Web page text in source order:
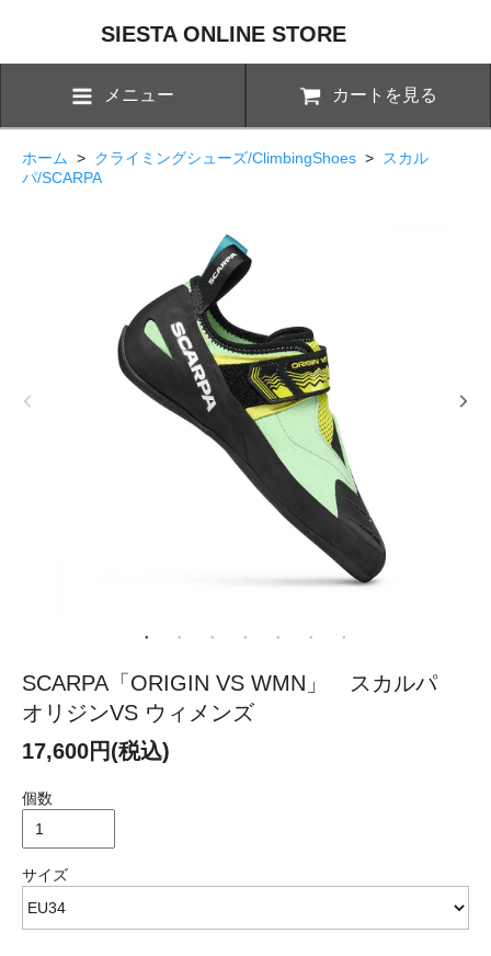
SIESTA ONLINE STORE
メニュー カートを見る
ホーム > クライミングシューズ/ClimbingShoes >
スカル
パ/SCARPA
SCARPA「ORIGIN VS WMN」 スカルパ
オリジンVS ウィメンズ
17,600円(税込)
個数
サイズ